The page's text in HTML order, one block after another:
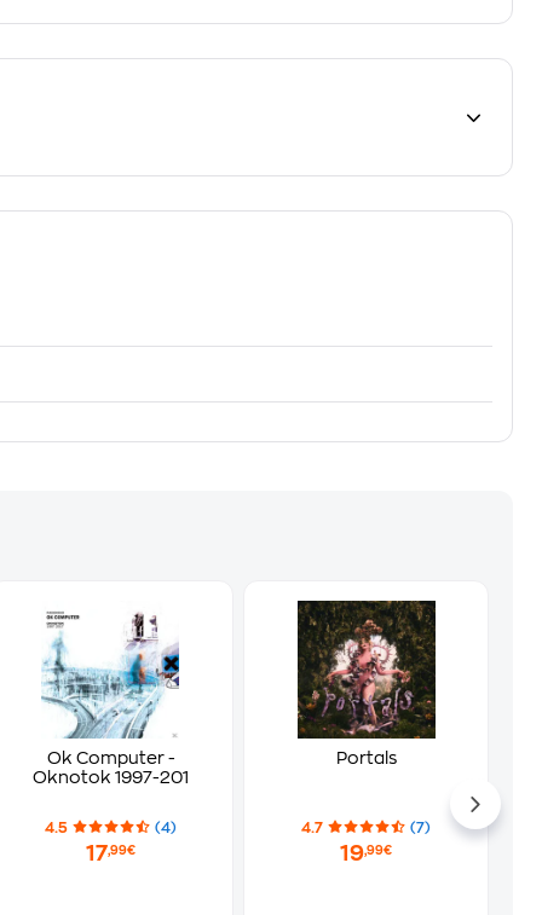
Ok Computer -
Oknotok 1997-201
4.5 (4)
17,99€
Portals
4.7 (7)
19,99€